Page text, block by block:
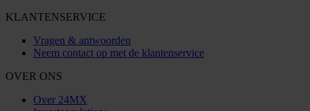
KLANTENSERVICE
Vragen & antwoorden
Neem contact op met de klantenservice
OVER ONS
Over 24MX